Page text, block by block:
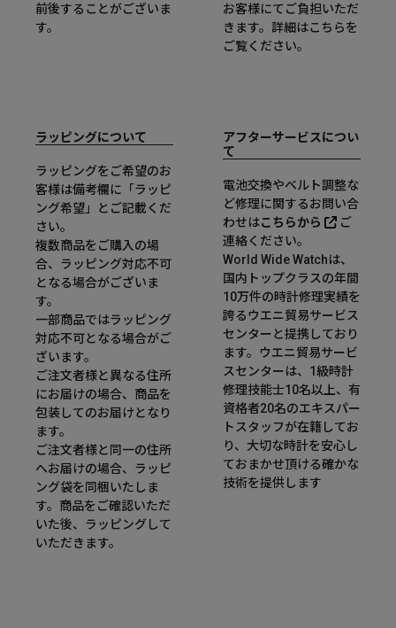
前後することがございま
す。
お客様にてご負担いただ
きます。詳細はこちらを
ご覧ください。
ラッピングについて
ラッピングをご希望のお
客様は備考欄に「ラッピ
ング希望」とご記載くだ
さい。
複数商品をご購入の場
合、ラッピング対応不可
となる場合がございま
す。
一部商品ではラッピング
対応不可となる場合がご
ざいます。
ご注文者様と異なる住所
にお届けの場合、商品を
包装してのお届けとなり
ます。
ご注文者様と同一の住所
へお届けの場合、ラッピ
ング袋を同梱いたしま
す。商品をご確認いただ
いた後、ラッピングして
いただきます。
アフターサービスについ
て
電池交換やベルト調整な
ど修理に関するお問い合
わせはこちらから
ご
連絡ください。
World Wide Watchは、
国内トップクラスの年間
10万件の時計修理実績を
誇るウエニ貿易サービス
センターと提携しており
ます。ウエニ貿易サービ
スセンターは、1級時計
修理技能士10名以上、有
資格者20名のエキスパー
トスタッフが在籍してお
り、大切な時計を安心し
ておまかせ頂ける確かな
技術を提供します